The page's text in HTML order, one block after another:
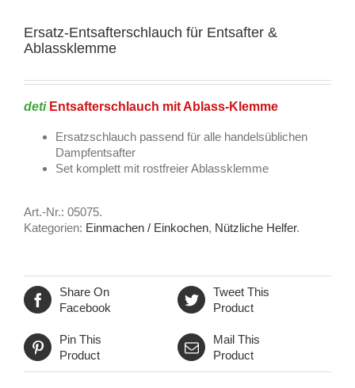
Ersatz-Entsafterschlauch für Entsafter &
Ablassklemme
deti Entsafterschlauch mit Ablass-Klemme
Ersatzschlauch passend für alle handelsüblichen
Dampfentsafter
Set komplett mit rostfreier Ablassklemme
Art.-Nr.: 05075.
Kategorien: Einmachen / Einkochen, Nützliche Helfer.
Share On
Facebook
Tweet This
Product
Pin This
Product
Mail This
Product